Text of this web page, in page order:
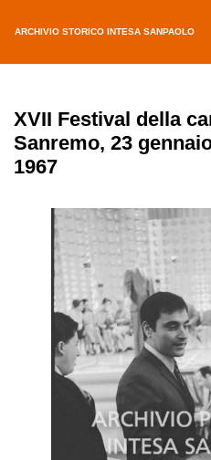
ARCHIVIO STORICO INTESA SANPAOLO
XVII Festival della
Sanremo, 23
1967